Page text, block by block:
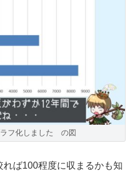
フ化しました の図
ば100程度に収まるかも知